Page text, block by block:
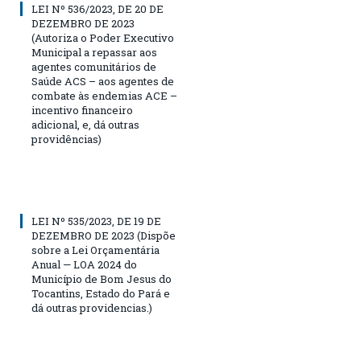
LEI Nº 536/2023, DE 20 DE
DEZEMBRO DE 2023
(Autoriza o Poder Executivo
Municipal a repassar aos
agentes comunitários de
Saúde ACS – aos agentes de
combate às endemias ACE –
incentivo financeiro
adicional, e, dá outras
providências)
LEI Nº 535/2023, DE 19 DE
DEZEMBRO DE 2023 (Dispõe
sobre a Lei Orçamentária
Anual — LOA 2024 do
Município de Bom Jesus do
Tocantins, Estado do Pará e
dá outras providencias.)